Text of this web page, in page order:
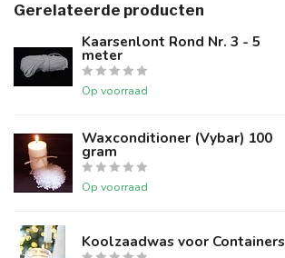
Gerelateerde producten
Kaarsenlont Rond Nr. 3 - 5
meter
Op voorraad
Waxconditioner (Vybar) 100
gram
Op voorraad
Koolzaadwas voor Containers